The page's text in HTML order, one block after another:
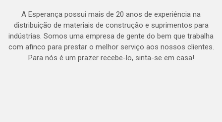
A Esperança possui mais de 20 anos de experiência na
distribuição de materiais de construção e suprimentos para
indústrias. Somos uma empresa de gente do bem que trabalha
com afinco para prestar o melhor serviço aos nossos clientes.
Para nós é um prazer recebe-lo, sinta-se em casa!